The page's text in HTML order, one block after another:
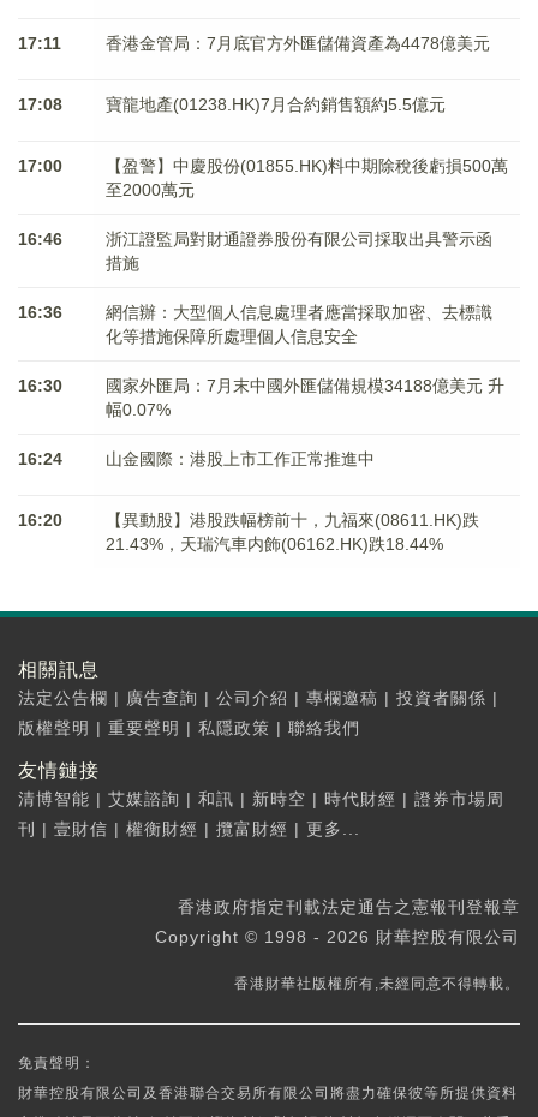
17:11 香港金管局：7月底官方外匯儲備資產為4478億美元
17:08 寶龍地產(01238.HK)7月合約銷售額約5.5億元
17:00
【盈警】中慶股份(01855.HK)料中期除稅後虧損500萬
至2000萬元
16:46
浙江證監局對財通證券股份有限公司採取出具警示函
措施
16:36
網信辦：大型個人信息處理者應當採取加密、去標識
化等措施保障所處理個人信息安全
16:30
國家外匯局：7月末中國外匯儲備規模34188億美元 升
幅0.07%
16:24 山金國際：港股上市工作正常推進中
16:20
【異動股】港股跌幅榜前十，九福來(08611.HK)跌
21.43%，天瑞汽車内飾(06162.HK)跌18.44%
相關訊息
法定公告欄 | 廣告查詢 | 公司介紹 | 專欄邀稿 | 投資者關係 |
版權聲明 | 重要聲明 | 私隱政策 | 聯絡我們
友情鏈接
清博智能 | 艾媒諮詢 | 和訊 | 新時空 | 時代財經 | 證券市場周
刊
| 壹財信 | 權衡財經 | 攬富財經 | 更多...
香港政府指定刊載法定通告之憲報刊登報章
Copyright © 1998 - 2026 財華控股有限公司
香港財華社版權所有,未經同意不得轉載。
免責聲明：
財華控股有限公司及香港聯合交易所有限公司將盡力確保彼等所提供資料